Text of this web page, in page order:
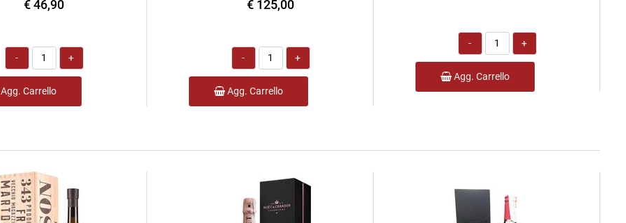
€ 46,90
Quantità
Agg. Carrello
€ 125,00
Quantità
Agg. Carrello
Quantità
Agg. Carrello